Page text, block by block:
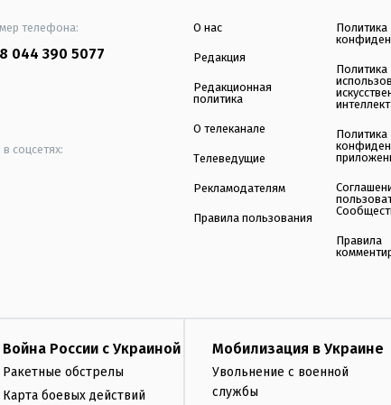
телефона:
044 390 5077
соцсетях:
О нас
Редакция
Редакционная
политика
О телеканале
Телеведущие
Рекламодателям
Правила пользования
Политика
Политика
Политика
Правила
Война России с Украиной
Ракетные обстрелы
Карта боевых действий
Мобилизация в Украине
Увольнение с военной
службы